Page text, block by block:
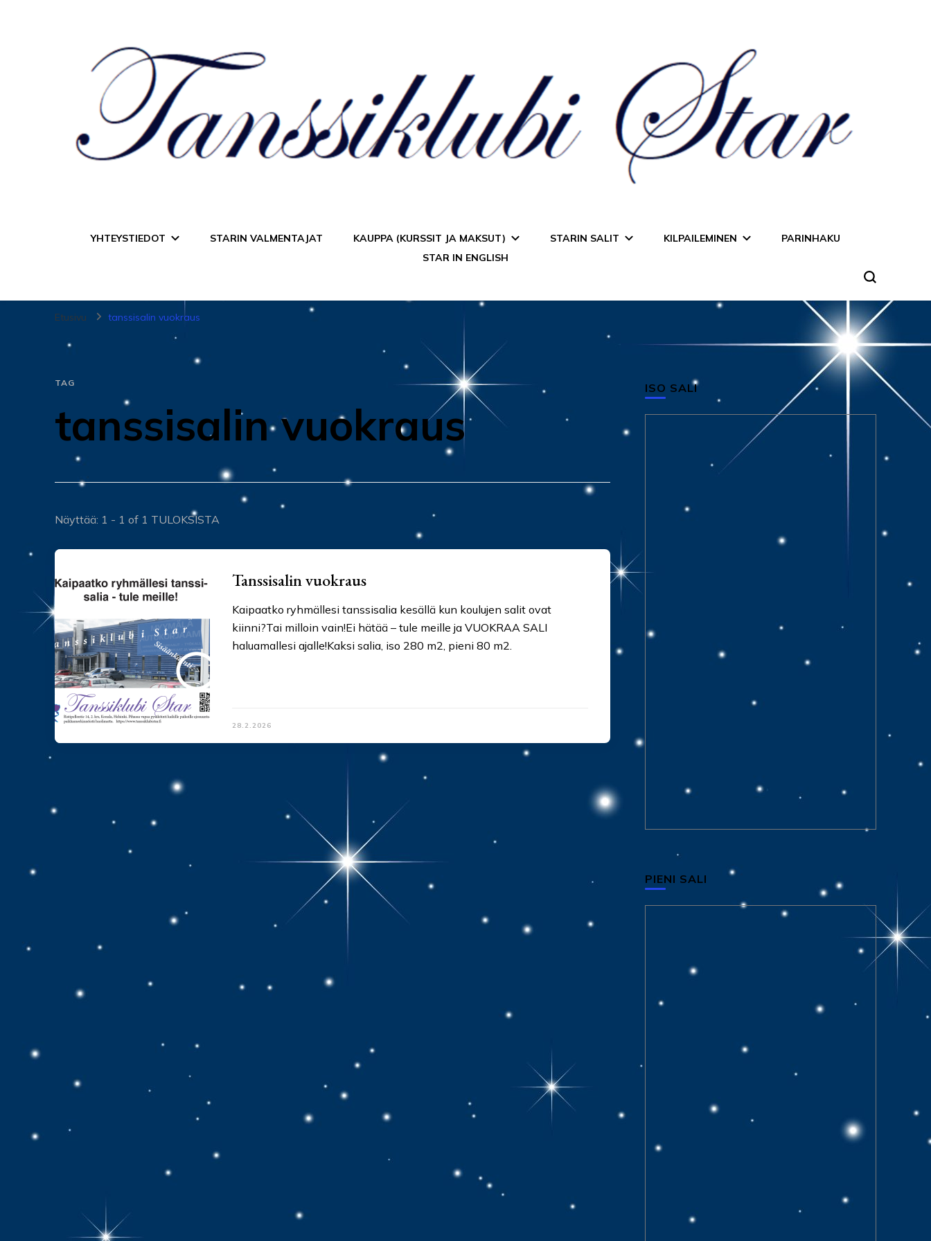
YHTEYSTIEDOT STARIN VALMENTAJAT KAUPPA (KURSSIT JA MAKSUT) STARIN SALIT KILPAILEMINEN
PARINHAKU
STAR IN ENGLISH
Etusivu tanssisalin vuokraus
TAG
tanssisalin vuokraus
Näyttää: 1 - 1 of 1 TULOKSISTA
Tanssisalin vuokraus
Kaipaatko ryhmällesi tanssisalia kesällä kun koulujen salit ovat
kiinni?Tai milloin vain!Ei hätää – tule meille ja VUOKRAA SALI
haluamallesi ajalle!Kaksi salia, iso 280 m2, pieni 80 m2.
28.2.2026
ISO SALI
PIENI SALI